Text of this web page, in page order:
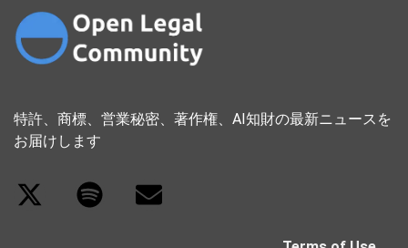
特許、商標、営業秘密、著作権、AI知財の最新ニュースを
お届けします